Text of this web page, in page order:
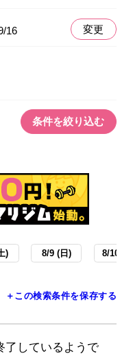
16 変更
条件を絞り込む
) 8/9 (日) 8/10 (
＋この検索条件を保存する
了しているようで